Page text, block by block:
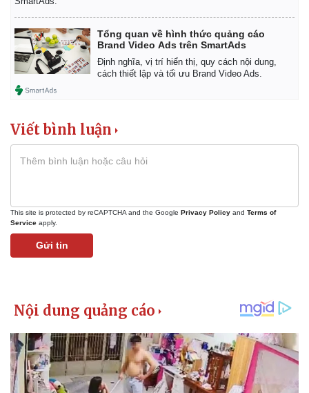
Tin nóng
Tư vấn luật
Phân tích
Tổng quan về hình thức quảng cáo
Brand Video Ads trên SmartAds
Định nghĩa, vị trí hiển thị, quy cách nội dung,
cách thiết lập và tối ưu Brand Video Ads.
Viết bình luận
This site is protected by reCAPTCHA and the Google Privacy Policy and Terms of
Service apply.
Gửi tin